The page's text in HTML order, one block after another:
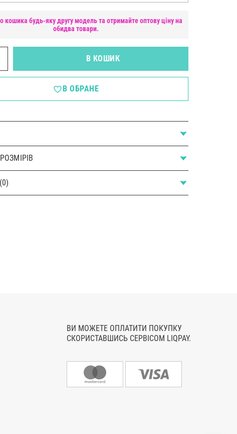
кошика будь-яку другу модель та отримайте оптову ціну на
обидва товари.
В КОШИК
В ОБРАНЕ
ВИ МОЖЕТЕ ОПЛАТИТИ ПОКУПКУ
СКОРИСТАВШИСЬ СЕРВІСОМ LIQPAY.